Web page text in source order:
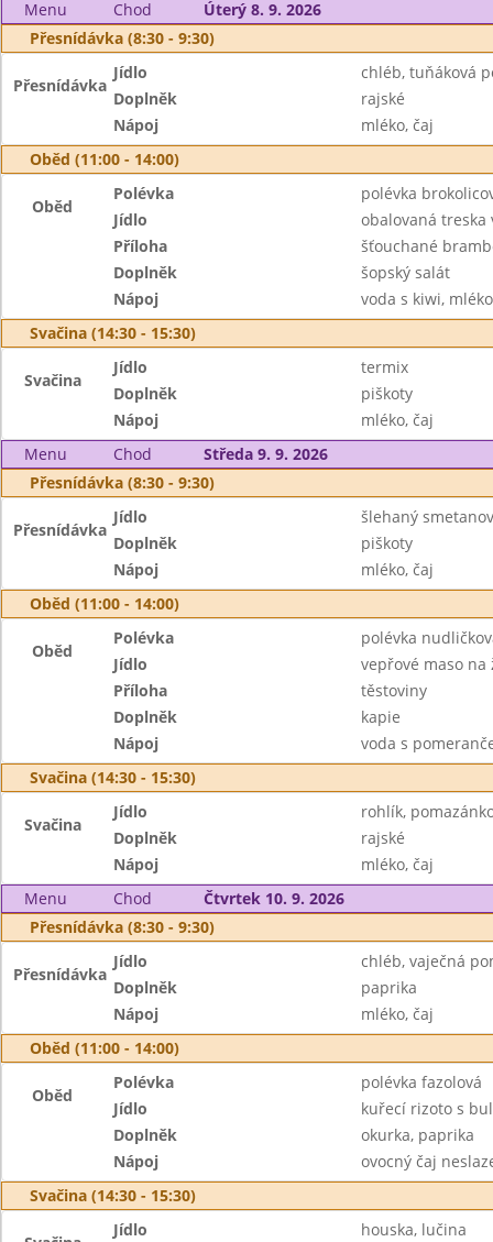
Menu
Chod
Úterý 8. 9. 2026
Přesnídávka (8:30 - 9:30)
Přesnídávka
Jídlo
chléb, tuňáková
Doplněk
rajské
Nápoj
mléko, čaj
Oběd (11:00 - 14:00)
Oběd
Polévka
polévka
Jídlo
obalovaná treska
Příloha
šťouchané
Doplněk
šopský salát
Nápoj
voda s kiwi, mléko
Svačina (14:30 - 15:30)
Svačina
Jídlo
termix
Doplněk
piškoty
Nápoj
mléko, čaj
Menu
Chod
Středa 9. 9. 2026
Přesnídávka (8:30 - 9:30)
Přesnídávka
Jídlo
šlehaný
Doplněk
piškoty
Nápoj
mléko, čaj
Oběd (11:00 - 14:00)
Oběd
Polévka
polévka
Jídlo
vepřové maso na
Příloha
těstoviny
Doplněk
kapie
Nápoj
voda s
Svačina (14:30 - 15:30)
Svačina
Jídlo
rohlík,
Doplněk
rajské
Nápoj
mléko, čaj
Menu
Chod
Čtvrtek 10. 9. 2026
Přesnídávka (8:30 - 9:30)
Přesnídávka
Jídlo
chléb, vaječná
Doplněk
paprika
Nápoj
mléko, čaj
Oběd (11:00 - 14:00)
Oběd
Polévka
polévka fazolová
Jídlo
kuřecí rizoto s
Doplněk
okurka, paprika
Nápoj
ovocný čaj
Svačina (14:30 - 15:30)
Jídlo houska, lučina